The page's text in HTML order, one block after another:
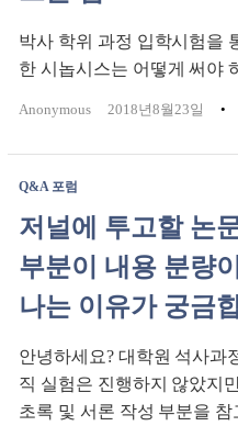
박사 학위 과정 입학시험을
한 시놉시스는 어떻게 써야
Anonymous 2018년8월23일
Q&A 포럼
저널에 투고할 논
부분이 내용 분량
나는 이유가 궁금
안녕하세요? 대학원 석사과
직 실험은 진행하지 않았지
초록 및 서론 작성 부분을